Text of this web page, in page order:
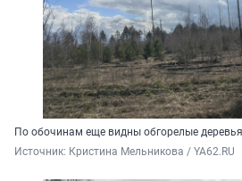
По обочинам еще видны обгорелые
Источник: Кристина Мельникова / YA62.RU